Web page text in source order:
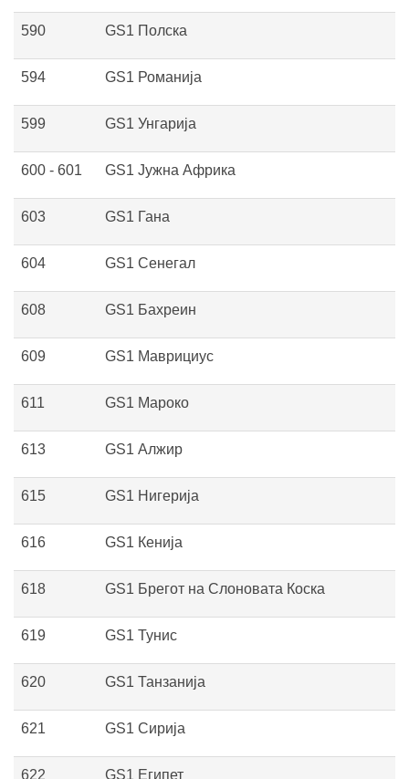
590 GS1 Полска
594 GS1 Романија
599 GS1 Унгарија
600 - 601 GS1 Јужна Африка
603 GS1 Гана
604 GS1 Сенегал
608 GS1 Бахреин
609 GS1 Маврициус
611 GS1 Мароко
613 GS1 Алжир
615 GS1 Нигерија
616 GS1 Кенија
618 GS1 Брегот на Слоновата Коска
619 GS1 Тунис
620 GS1 Танзанија
621 GS1 Сирија
622 GS1 Египет